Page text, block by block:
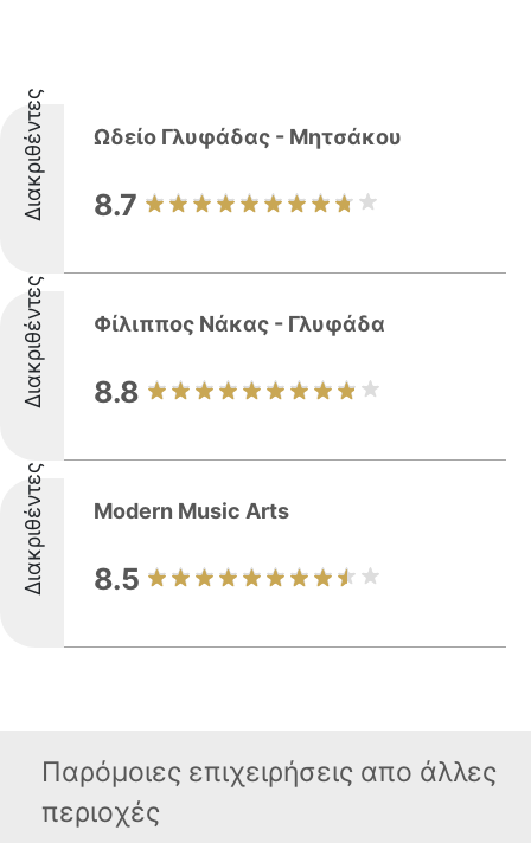
Διακριθέντες Ωδείο Γλυφάδας - Μητσάκου
8.7
Διακριθέντες Φίλιππος Νάκας - Γλυφάδα
8.8
Διακριθέντες Modern Music Arts
8.5
Παρόμοιες επιχειρήσεις απο άλλες
περιοχές